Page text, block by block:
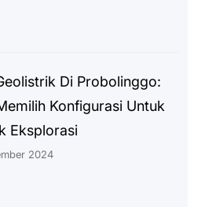
Di Probolinggo:
Konfigurasi Untuk
Eksplorasi
2024